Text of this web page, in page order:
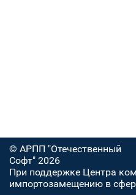
© АРПП "Отечественный
Софт" 2026
При поддержке Центра
импортозамещению в